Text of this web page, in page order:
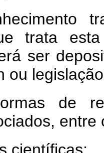
trata
ser
ou
de
entre